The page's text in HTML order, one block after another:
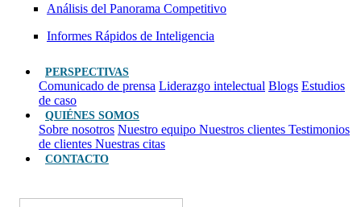
Análisis del Panorama Competitivo
Informes Rápidos de Inteligencia
PERSPECTIVAS
Comunicado de prensa Liderazgo intelectual Blogs Estudios
de caso
QUIÉNES SOMOS
Sobre nosotros Nuestro equipo Nuestros clientes Testimonios
de clientes Nuestras citas
CONTACTO